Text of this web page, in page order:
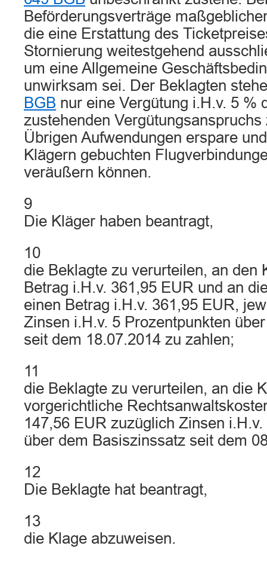
Beförderungsverträge
die eine Erstattung des
Stornierung weitestgehend
um eine Allgemeine
unwirksam sei. Der Beklagten
BGB nur eine Vergütung i.H.v. 5 %
zustehenden
Übrigen Aufwendungen erspare
Klägern gebuchten
veräußern können.
9
Die Kläger haben beantragt,
10
die Beklagte zu verurteilen, an den
Betrag i.H.v. 361,95 EUR und an
einen Betrag i.H.v. 361,95 EUR,
Zinsen i.H.v. 5 Prozentpunkten
seit dem 18.07.2014 zu zahlen;
11
die Beklagte zu verurteilen, an die
vorgerichtliche
147,56 EUR zuzüglich Zinsen
über dem Basiszinssatz seit dem
12
Die Beklagte hat beantragt,
13
die Klage abzuweisen.